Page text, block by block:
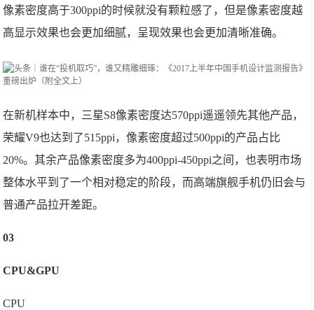
像素密度高于300ppi的时候就没有颗粒感了，但是像素密度越
高显示效果也会更加细腻，呈现效果也会更加清晰准确。
在新机样本中，三星S8像素密度达570ppi遥遥领先其他产品，
荣耀V9也达到了515ppi，像素密度超过500ppi的产品占比
20%。其余产品像素密度多为400ppi-450ppi之间，也表明市场
整体水平到了一个相对稳定的阶段，而高端旗舰手机仍旧会与
普通产品拉开差距。
03
CPU&GPU
CPU